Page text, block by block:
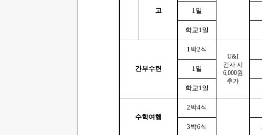
고
1일
학교1일
간부수련
1박2식
U&I
검사 시
6,000원
추가
1일
학교1일
수학여행
2박4식
3박6식